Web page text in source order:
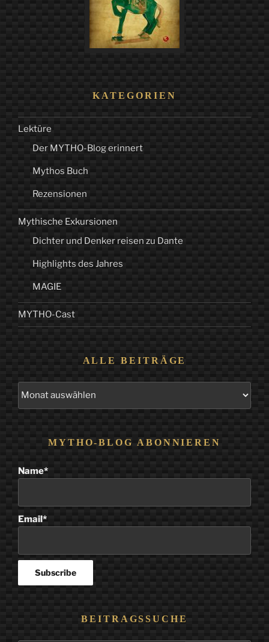
KATEGORIEN
Lektüre
Der MYTHO-Blog erinnert
Mythos Buch
Rezensionen
Mythische Exkursionen
Dichter und Denker reisen zu Dante
Highlights des Jahres
MAGIE
MYTHO-Cast
ALLE BEITRÄGE
MYTHO-BLOG ABONNIEREN
Name*
Email*
BEITRAGSSUCHE